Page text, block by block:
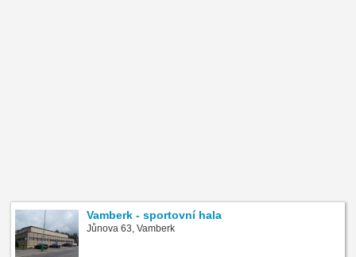
Vamberk - sportovní hala
Jůnova 63, Vamberk